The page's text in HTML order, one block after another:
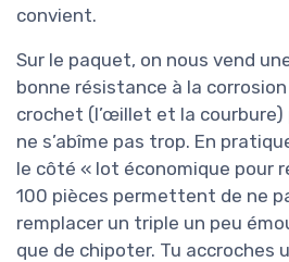
convient.
Sur le paquet, on nous vend
bonne résistance à la
crochet (l’œillet et la courbure)
ne s’abîme pas trop. En
le côté « lot économique pour
100 pièces permettent de ne
remplacer un triple un peu
que de chipoter. Tu accroches